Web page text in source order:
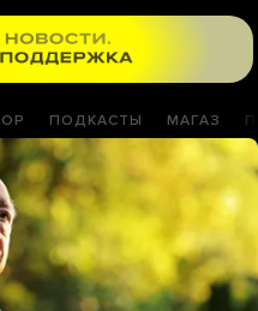
ПОДКАСТЫ МАГАЗ